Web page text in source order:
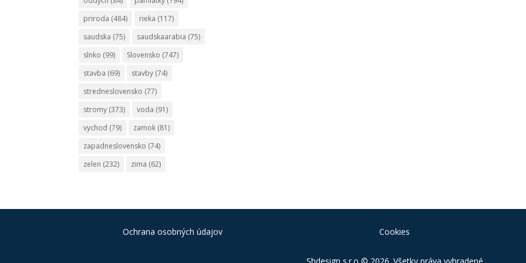
priroda (484) rieka (117)
saudska (75) saudskaarabia (75)
slnko (99) Slovensko (747)
stavba (69) stavby (74)
stredneslovensko (77)
stromy (373) voda (91)
vychod (79) zamok (81)
zapadneslovensko (74)
zelen (232) zima (62)
Ochrana osobných údajov Cookies